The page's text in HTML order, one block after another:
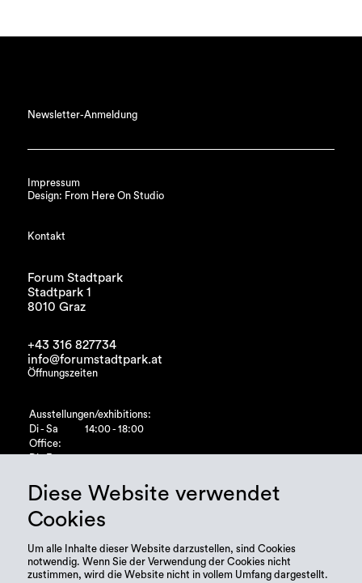
Newsletter-Anmeldung
Impressum
Design: From Here On Studio
Kontakt
Forum Stadtpark
Stadtpark 1
8010 Graz
+43 316 827734
info@forumstadtpark.at
Öffnungszeiten
Ausstellungen/exhibitions:
Di - Sa
14:00 - 18:00
Office:
Diese Website verwendet
Cookies
Um alle Inhalte dieser Website darzustellen, sind Cookies
notwendig. Wenn Sie der Verwendung der Cookies nicht
zustimmen, wird die Website nicht in vollem Umfang dargestellt.